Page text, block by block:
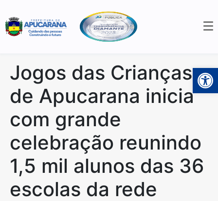
Jogos das Crianças
de Apucarana inicia
com grande
celebração reunindo
1,5 mil alunos das 36
escolas da rede